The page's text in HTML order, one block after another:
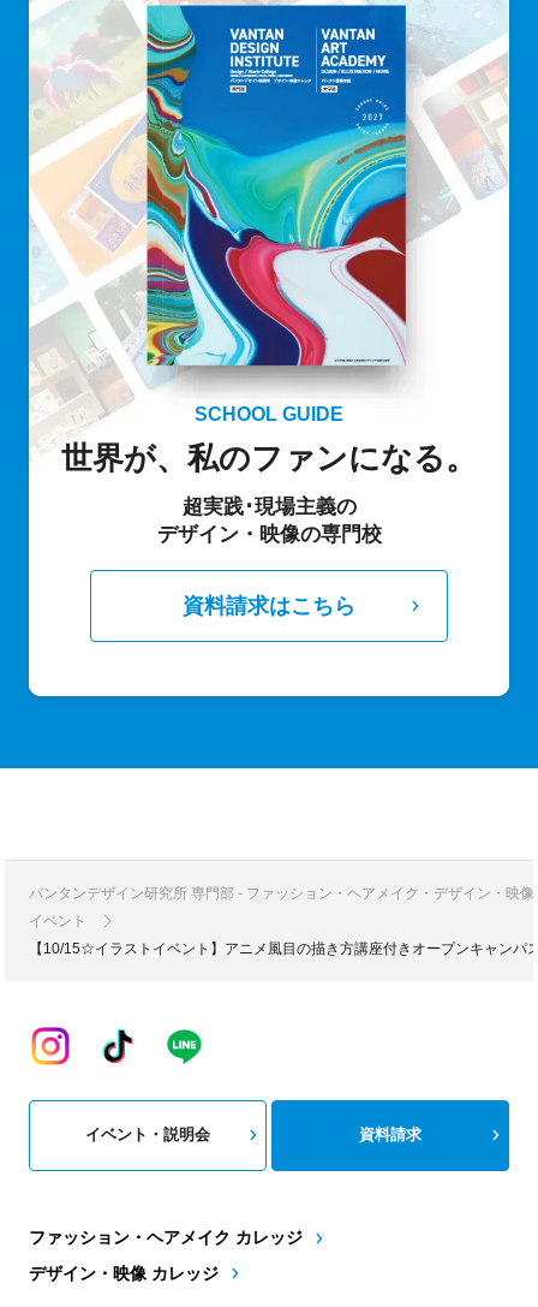
SCHOOL GUIDE
世界が、私のファンになる。
超実践･現場主義の
デザイン・映像の専門校
資料請求はこちら
バンタンデザイン研究所 専門部 - ファッション・ヘアメイク・デザイン・映
イベント
【10/15☆イラストイベント】アニメ風目の描き方講座付きオープンキャン
ファッション・ヘアメイク カレッジ
デザイン・映像 カレッジ
イベント・説明会 資料請求